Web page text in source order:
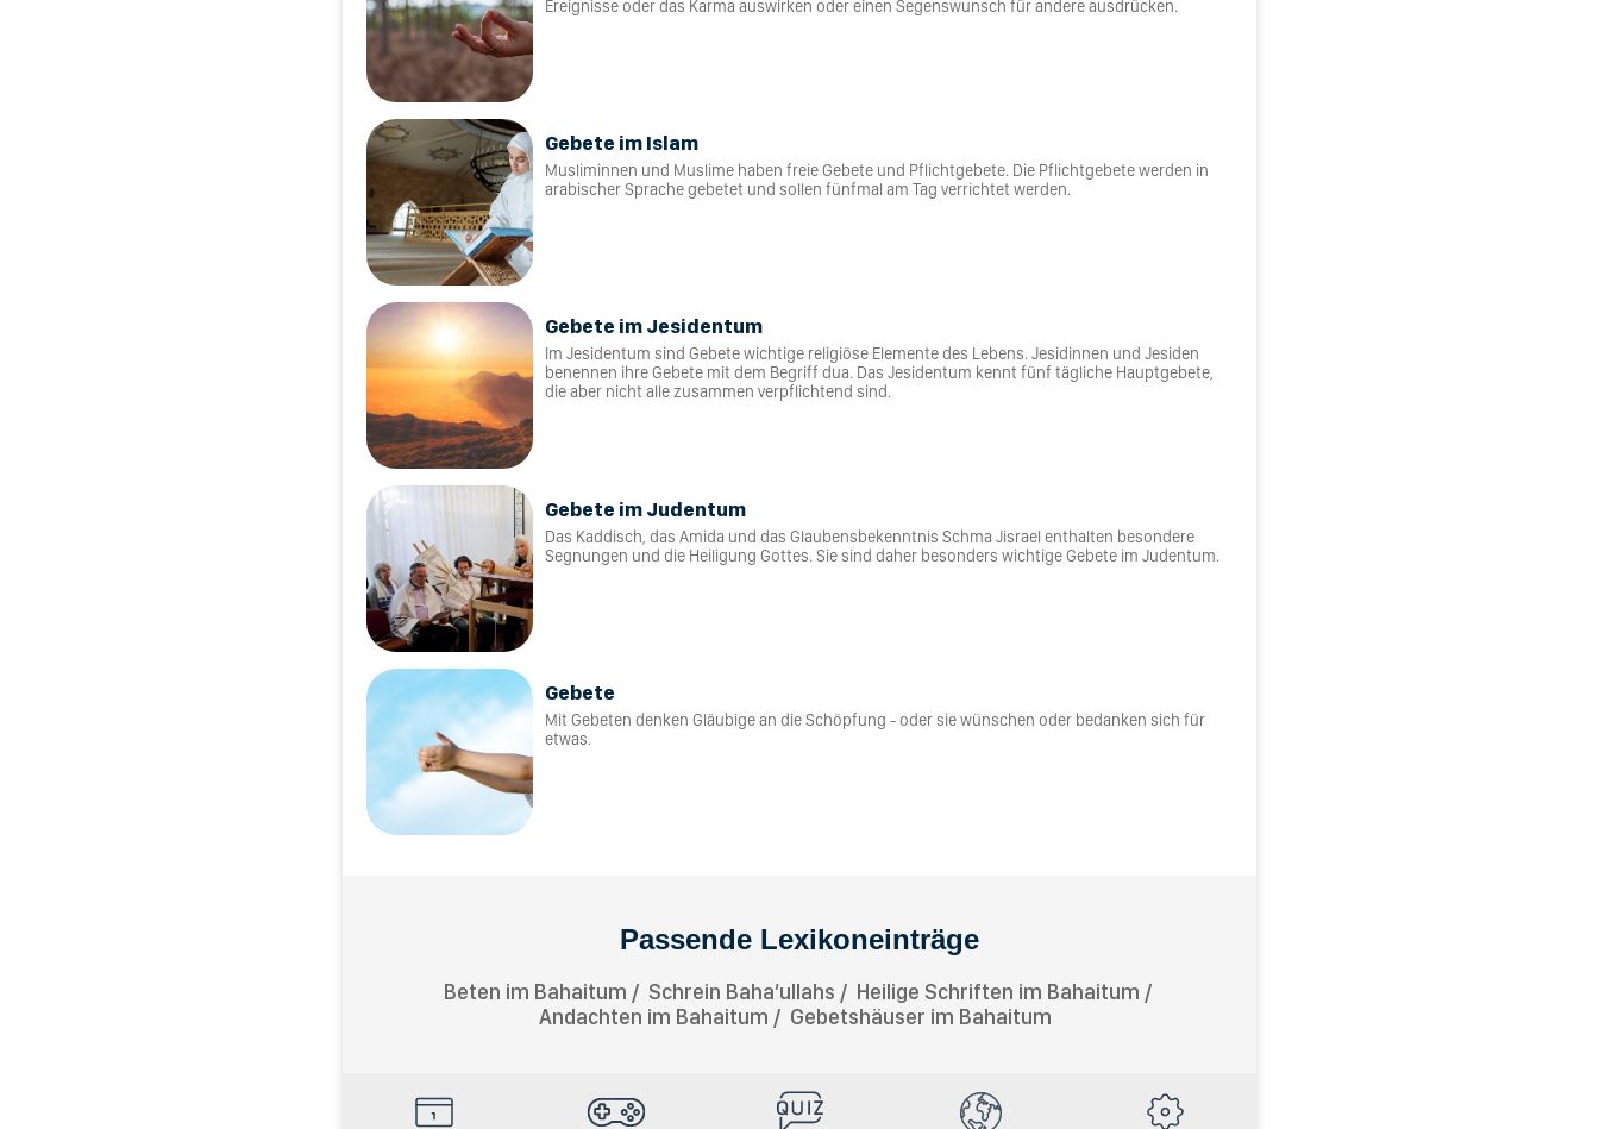
Ereignisse oder das Karma auswirken oder einen Segenswunsch für andere ausdrücken.
Gebete im Islam
Musliminnen und Muslime haben freie Gebete und Pflichtgebete. Die Pflichtgebete werden in
arabischer Sprache gebetet und sollen fünfmal am Tag verrichtet werden.
Gebete im Jesidentum
Im Jesidentum sind Gebete wichtige religiöse Elemente des Lebens. Jesidinnen und Jesiden
benennen ihre Gebete mit dem Begriff dua. Das Jesidentum kennt fünf tägliche Hauptgebete,
die aber nicht alle zusammen verpflichtend sind.
Gebete im Judentum
Das Kaddisch, das Amida und das Glaubensbekenntnis Schma Jisrael enthalten besondere
Segnungen und die Heiligung Gottes. Sie sind daher besonders wichtige Gebete im Judentum.
Gebete
Mit Gebeten denken Gläubige an die Schöpfung - oder sie wünschen oder bedanken sich für
etwas.
Passende Lexikoneinträge
Beten im Bahaitum Schrein Baha’ullahs
Heilige Schriften im Bahaitum
Andachten im Bahaitum
Gebetshäuser im Bahaitum
HolyDays